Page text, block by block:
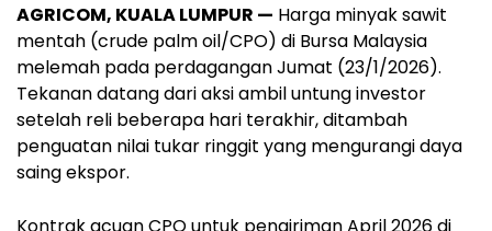
AGRICOM, KUALA LUMPUR — Harga minyak sawit
mentah (crude palm oil/CPO) di Bursa Malaysia
melemah pada perdagangan Jumat (23/1/2026).
Tekanan datang dari aksi ambil untung investor
setelah reli beberapa hari terakhir, ditambah
penguatan nilai tukar ringgit yang mengurangi daya
saing ekspor.
Kontrak acuan CPO untuk pengiriman April 2026 di